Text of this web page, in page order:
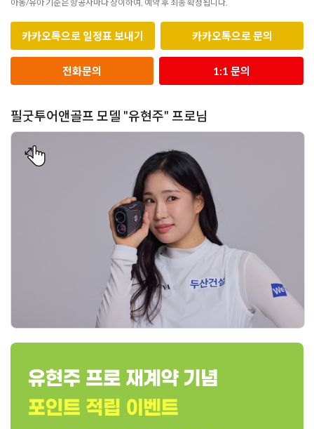
아동/유아 기준은 항공사마다 상이하여, 예약 후 최종 확정됩니다.
카카오톡으로 일정표 보내기 카카오톡으로 문의
전화문의 1:1 문의
필굿투어앤골프 모델 "유현주" 프로님